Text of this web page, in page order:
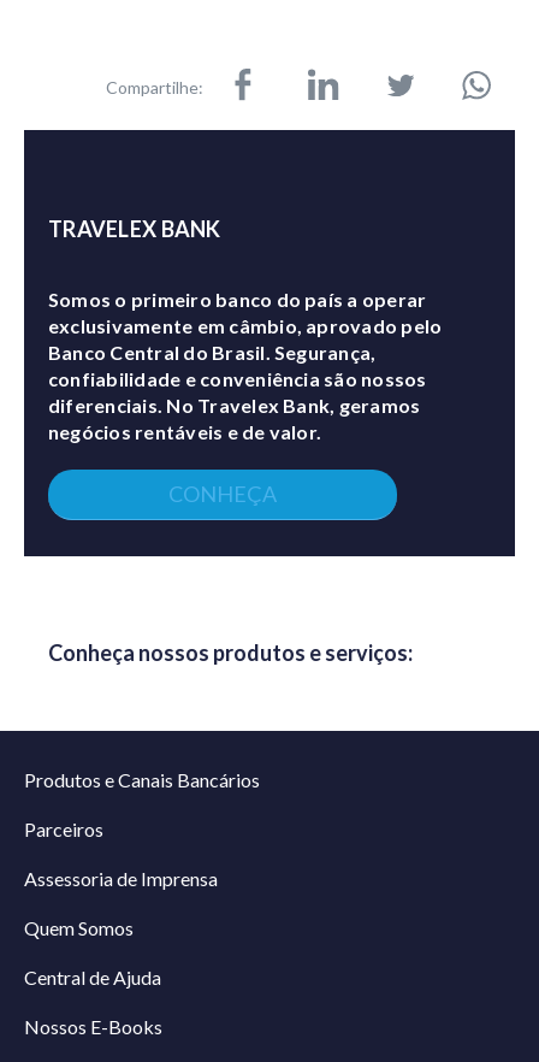
Compartilhe:
TRAVELEX BANK
Somos o primeiro banco do país a operar
exclusivamente em câmbio, aprovado pelo
Banco Central do Brasil. Segurança,
confiabilidade e conveniência são nossos
diferenciais. No Travelex Bank, geramos
negócios rentáveis e de valor.
CONHEÇA
Conheça nossos produtos e serviços:
Produtos e Canais Bancários
Parceiros
Assessoria de Imprensa
Quem Somos
Central de Ajuda
Nossos E-Books